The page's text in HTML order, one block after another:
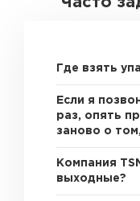
Где взять
Если я
раз, опять
заново о
Компания
выходные?